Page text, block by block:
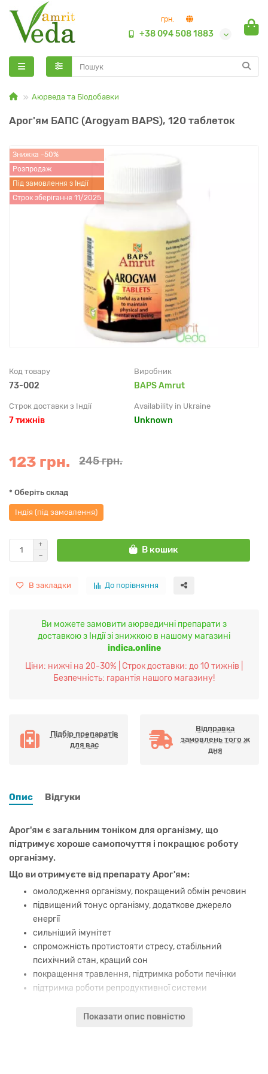
грн.
+38 094 508 1883
Аюрведа та Біодобавки
Арог'ям БАПС (Arogyam BAPS), 120 таблеток
Знижка -50%
Розпродаж
Під замовлення з Індії
Строк зберігання 11/2025
Код товару
73-002
Виробник
BAPS Amrut
Строк доставки з Індії
7 тижнів
Availability in Ukraine
Unknown
123 грн. 245 грн.
* Оберіть склад
Індія (під замовлення)
В кошик
В закладки До порівняння
Ви можете замовити аюрведичні препарати з
доставкою з Індії зі знижкою в нашому магазині
indica.online
Ціни: нижчі на 20-30% | Строк доставки: до 10 тижнів |
Безпечність: гарантія нашого магазину!
Підбір препаратів
для вас
Відправка
замовлень того ж
дня
Опис Відгуки
Арог'ям є загальним тоніком для організму, що
підтримує хороше самопочуття і покращює роботу
організму.
Що ви отримуєте від препарату Арог'ям:
омолодження організму, покращений обмін речовин
підвищений тонус організму, додаткове джерело
енергії
сильніший імунітет
спроможність протистояти стресу, стабільний
психічний стан, кращий сон
покращення травлення, підтримка роботи печінки
підтримка роботи репродуктивної системи
Арог'ям складається з комбінації рослин, що благотворно
Показати опис повністю